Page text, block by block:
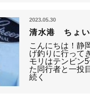
2023.05.30
清水港 ちょい
こんにちは！静
げ釣りに行って
モリはテンビン
た同行者と一投
続く